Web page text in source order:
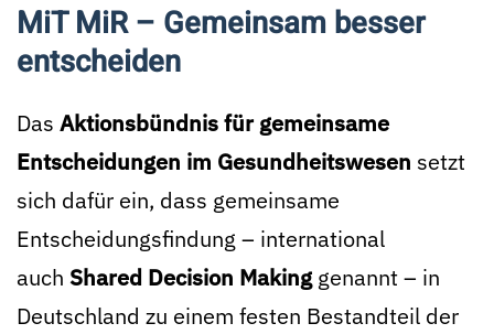
MiT MiR – Gemeinsam besser
entscheiden
Das Aktionsbündnis für gemeinsame
Entscheidungen im Gesundheitswesen setzt
sich dafür ein, dass gemeinsame
Entscheidungsfindung – international
auch Shared Decision Makinggenannt – in
Deutschland zu einem festen Bestandteil der